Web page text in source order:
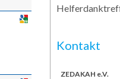
Kontakt
ZEDAKAH e.V.